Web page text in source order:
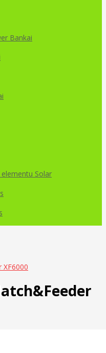
Bankai
elementu Solar
XF6000